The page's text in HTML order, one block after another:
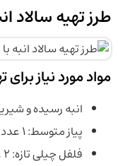
طرز تهیه سالاد
مواد مورد نیاز برای
انبه رسیده و شیرین: ۱
پیاز متوسط: ۱ عدد
فلفل چیلی تازه: ۲ عدد